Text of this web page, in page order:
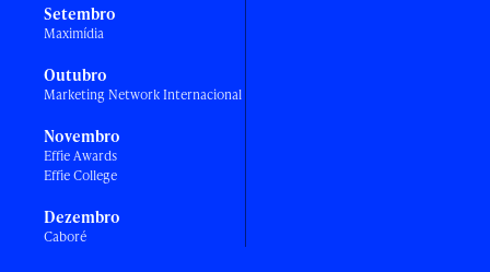
Setembro
Maximídia
Outubro
Marketing Network Internacional
Novembro
Effie Awards
Effie College
Dezembro
Caboré